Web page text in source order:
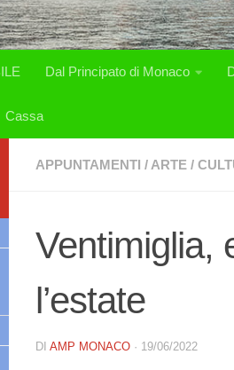
Dal Principato di Monaco
Cassa
APPUNTAMENTI / ARTE /
Ventimiglia,
l’estate
DI AMP MONACO · 19/06/2022